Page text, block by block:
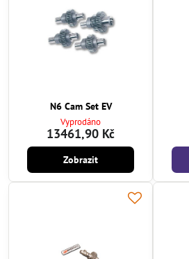
N6 Cam Set EV
Vyprodáno
13461,90 Kč
Zobrazit